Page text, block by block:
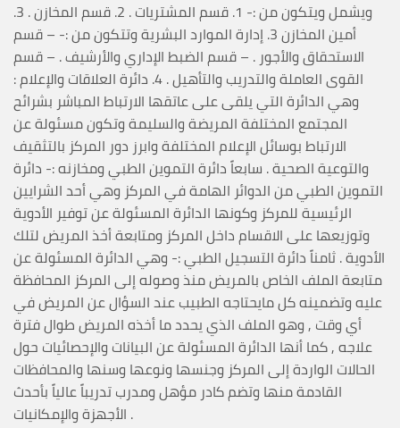
ويشمل ويتكون من :- 1. قسم المشتريات . 2. قسم المخازن . 3.
أمين المخازن 3. إدارة الموارد البشرية وتتكون من :- – قسم
الاستحقاق والأجور . – قسم الضبط الإداري والأرشيف . – قسم
القوى العاملة والتدريب والتأهيل . 4. دائرة العلاقات والإعلام :
وهي الدائرة التي يلقى على عاتقها الارتباط المباشر بشرائح
المجتمع المختلفة المريضة والسليمة وتكون مسئولة عن
الارتباط بوسائل الإعلام المختلفة وابرز دور المركز بالتثقيف
والتوعية الصحية . سابعاً دائرة التموين الطبي ومخازنه :- دائرة
التموين الطبي من الدوائر الهامة في المركز وهي أحد الشرايين
الرئيسية للمركز وكونها الدائرة المسئولة عن توفير الأدوية
وتوزيعها على الاقسام داخل المركز ومتابعة أخذ المريض لتلك
الأدوية . ثامناً دائرة التسجيل الطبي :- وهي الدائرة المسئولة عن
متابعة الملف الخاص بالمريض منذ وصوله إلى المركز المحافظة
عليه وتضمينه كل مايحتاجه الطبيب عند السؤال عن المريض في
أي وقت , وهو الملف الذي يحدد ما أخذه المريض طوال فترة
علاجه , كما أنها الدائرة المسئولة عن البيانات والإحصائيات حول
الحالات الواردة إلى المركز وجنسها ونوعها وسنها والمحافظات
القادمة منها وتضم كادر مؤهل ومدرب تدريباً عالياً بأحدث
الأجهزة والإمكانيات .